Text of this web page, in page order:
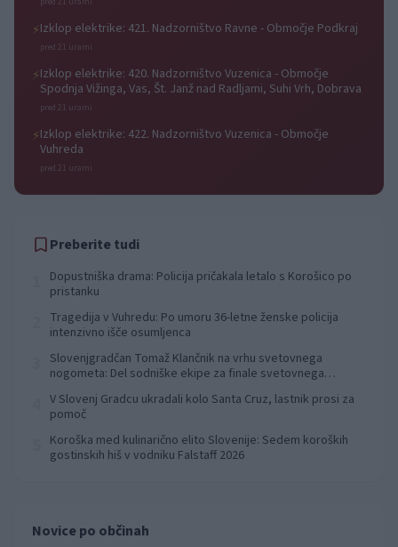
⚡Izklop elektrike: 421. Nadzorništvo Ravne - Območje Podkraj
pred 21 urami
⚡Izklop elektrike: 420. Nadzorništvo Vuzenica - Območje
Spodnja Vižinga, Vas, Št. Janž nad Radljami, Suhi Vrh, Dobrava
pred 21 urami
⚡Izklop elektrike: 422. Nadzorništvo Vuzenica - Območje
Vuhreda
pred 21 urami
Preberite tudi
Dopustniška drama: Policija pričakala letalo s Korošico po
pristanku
Tragedija v Vuhredu: Po umoru 36-letne ženske policija
intenzivno išče osumljenca
Slovenjgradčan Tomaž Klančnik na vrhu svetovnega
nogometa: Del sodniške ekipe za finale svetovnega
V Slovenj Gradcu ukradali kolo Santa Cruz, lastnik prosi za
pomoč
Koroška med kulinarično elito Slovenije: Sedem koroških
gostinskih hiš v vodniku Falstaff 2026
Novice po občinah